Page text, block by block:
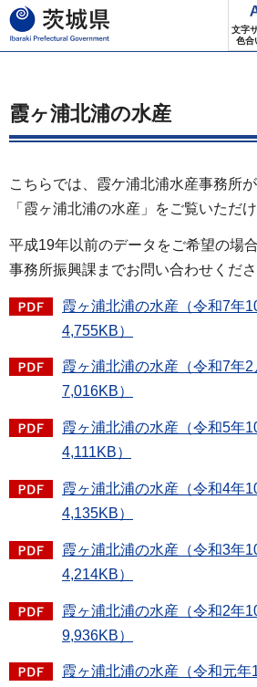
茨城県
文字
色合
霞ヶ浦北浦の水産
こちらでは、霞ケ浦北浦水産事務所
「霞ヶ浦北浦の水産」をご覧いただけ
平成19年以前のデータをご希望の場
事務所振興課までお問い合わせくださ
霞ヶ浦北浦の水産（令和7年
4,755KB）
霞ヶ浦北浦の水産（令和7年2
7,016KB）
霞ヶ浦北浦の水産（令和5年
4,111KB）
霞ヶ浦北浦の水産（令和4年
4,135KB）
霞ヶ浦北浦の水産（令和3年
4,214KB）
霞ヶ浦北浦の水産（令和2年
9,936KB）
霞ヶ浦北浦の水産（令和元年